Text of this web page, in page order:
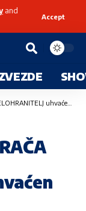
and
Accept
uhvaćen na dijelu!